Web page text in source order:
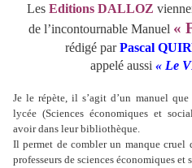
Les Editions DALLOZ
de l’incontournable Manuel «
rédigé parPascal
appelé aussi « Le
Je le répète, il s’agit d’un manuel que
lycée (Sciences économiques et
avoir dans leur bibliothèque.
Il permet de combler un manque
professeurs de sciences économiques et